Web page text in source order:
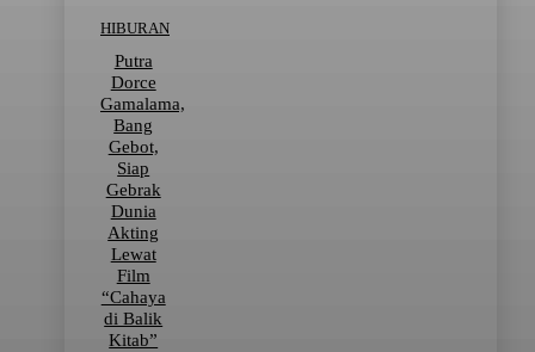
HIBURAN
Putra
Dorce
Gamalama,
Bang
Gebot,
Siap
Gebrak
Dunia
Akting
Lewat
Film
“Cahaya
di Balik
Kitab”